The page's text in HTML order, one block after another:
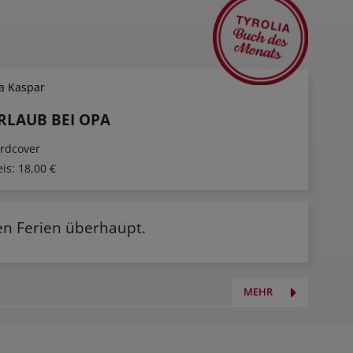
Burmeister
Erdling Österreichische Küche.
Kaspar
BEI OPA
18,00 €
Ferien überhaupt.
MEHR